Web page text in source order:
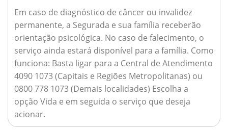
Em caso de diagnóstico de câncer ou invalidez
permanente, a Segurada e sua família receberão
orientação psicológica. No caso de falecimento, o
serviço ainda estará disponível para a família. Como
funciona: Basta ligar para a Central de Atendimento
4090 1073 (Capitais e Regiões Metropolitanas) ou
0800 778 1073 (Demais localidades) Escolha a
opção Vida e em seguida o serviço que deseja
acionar.